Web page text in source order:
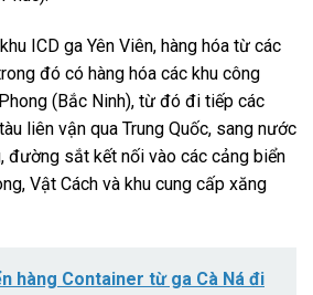
ICD ga Yên Viên, hàng hóa từ các
đó có hàng hóa các khu công
(Bắc Ninh), từ đó đi tiếp các
liên vận qua Trung Quốc, sang nước
đường sắt kết nối vào các cảng biển
Vật Cách và khu cung cấp xăng
hàng Container từ ga Cà Ná đi